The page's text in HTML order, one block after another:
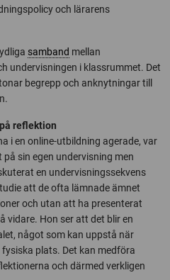
och lärarens
samband mellan
undervisningen i klassrummet. Det
begrepp och anknytningar till
reflektion
i en online-utbildning agerade, var
sin egen undervisning men
en undervisningssekvens
att de ofta lämnade ämnet
och utan att ha presenterat
vidare. Hon ser att det blir en
något som kan uppstå när
plats. Det kan medföra
och därmed verkligen